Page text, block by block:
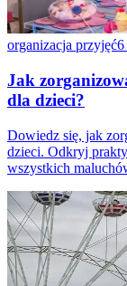
organizacja przyjęć6
Jak
dla dzieci?
Dowiedz się, jak
dzieci. Odkryj
wszystkich